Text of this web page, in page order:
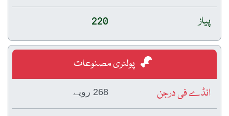
پیاز
220
پولٹری مصنوعات
انڈے فی درجن
268 روپے